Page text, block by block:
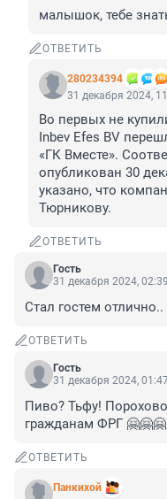
малышок, тебе
ОТВЕТИТЬ
280234394
31 декабря 2024,
Во первых не
Inbev Efes BV
«ГК Вместе».
опубликован 30
указано, что
Тюрникову.
ОТВЕТИТЬ
Гость
31 декабря 2024, 02:39
Стал гостем
ОТВЕТИТЬ
Гость
31 декабря 2024,
Пиво? Тьфу!
гражданам ФРГ 🤗🤗🤗
ОТВЕТИТЬ
Панкихой